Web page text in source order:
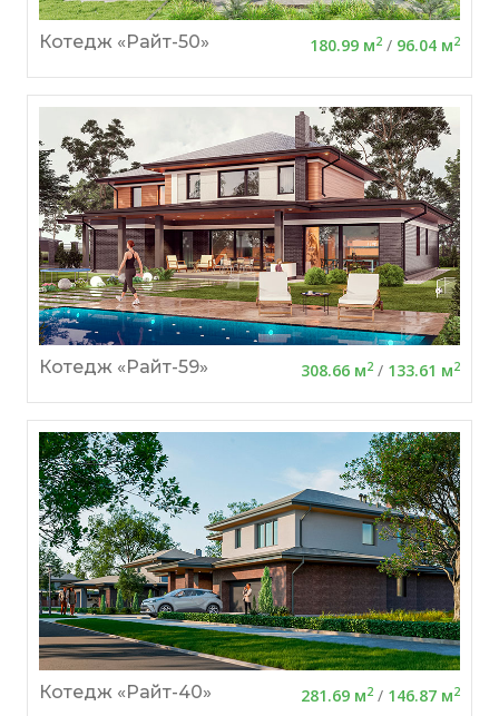
Котедж «Райт-50» 180.99 м2 / 96.04 м2
Котедж «Райт-59» 308.66 м2 / 133.61 м2
Котедж «Райт-40» 281.69 м2 / 146.87 м2